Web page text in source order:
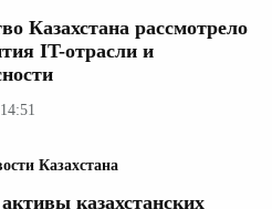
Казахстана рассмотрело
IT-отрасли и
Казахстана
казахстанских